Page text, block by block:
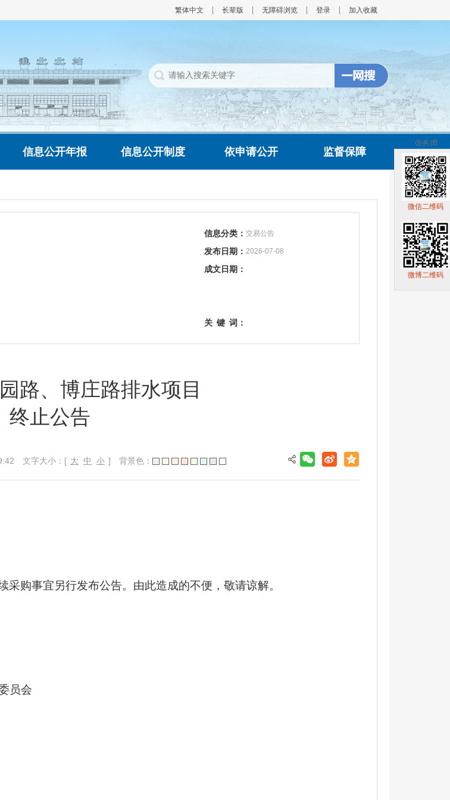
繁体中文 长辈版 无障碍浏览 登录 加入收藏
信息公开年报 信息公开制度 依申请公开 监督保障
信息分类： 交易公告
发布日期： 2026-07-08
成文日期：
关 键 词：
路、博庄路排水项目
终止公告
文字大小：[ 大 中 小 ] 背景色：
采购事宜另行发布公告。 由此造成的不便，敬请谅解。
员会
微信二维码
微博二维码